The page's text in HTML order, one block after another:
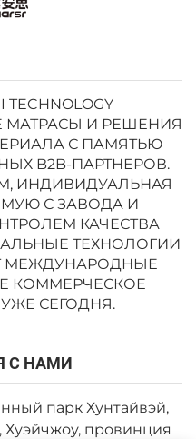
TECHNOLOGY
МАТРАСЫ И РЕШЕНИЯ
С ПАМЯТЬЮ
B2B-ПАРТНЕРОВ.
ИНДИВИДУАЛЬНАЯ
С ЗАВОДА И
КАЧЕСТВА
ТЕХНОЛОГИИ
МЕЖДУНАРОДНЫЕ
КОММЕРЧЕСКОЕ
СЕГОДНЯ.
С НАМИ
парк Хунтайвэй,
провинция